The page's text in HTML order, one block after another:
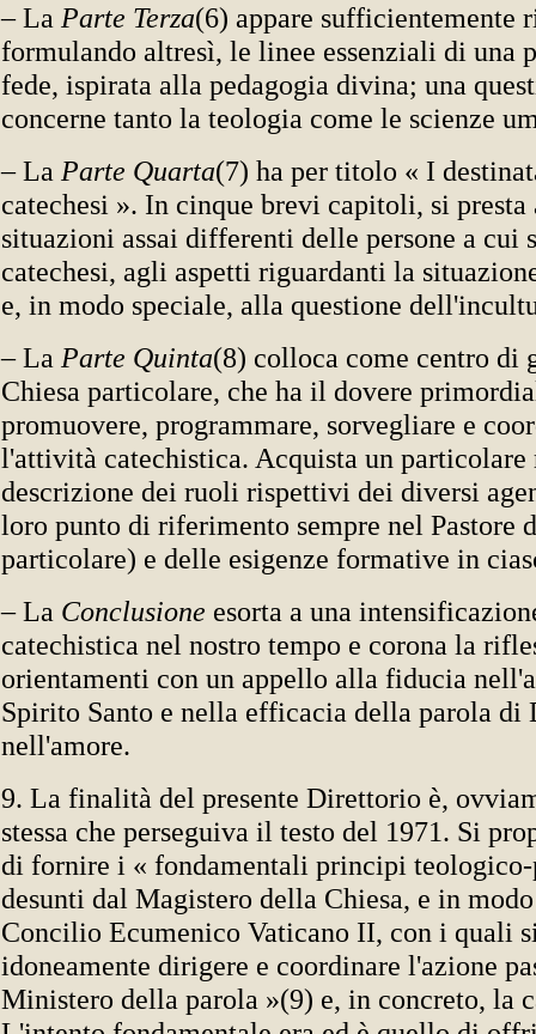
– La Parte Terza(6) appare sufficientemente
formulando altresì, le linee essenziali di una
fede, ispirata alla pedagogia divina; una
concerne tanto la teologia come le scienze
– La Parte Quarta(7) ha per titolo « I
catechesi ». In cinque brevi capitoli, si
situazioni assai differenti delle persone a cui
catechesi, agli aspetti riguardanti la
e, in modo speciale, alla questione
– La Parte Quinta(8) colloca come centro di
Chiesa particolare, che ha il dovere
promuovere, programmare, sorvegliare e
l'attività catechistica. Acquista un
descrizione dei ruoli rispettivi dei diversi
loro punto di riferimento sempre nel Pastore
particolare) e delle esigenze formative in
– La Conclusione esorta a una
catechistica nel nostro tempo e corona la
orientamenti con un appello alla fiducia
Spirito Santo e nella efficacia della parola di
nell'amore.
9. La finalità del presente Direttorio è,
stessa che perseguiva il testo del 1971. Si
di fornire i « fondamentali principi
desunti dal Magistero della Chiesa, e in
Concilio Ecumenico Vaticano II, con i quali
idoneamente dirigere e coordinare l'azione
Ministero della parola »(9) e, in concreto, la